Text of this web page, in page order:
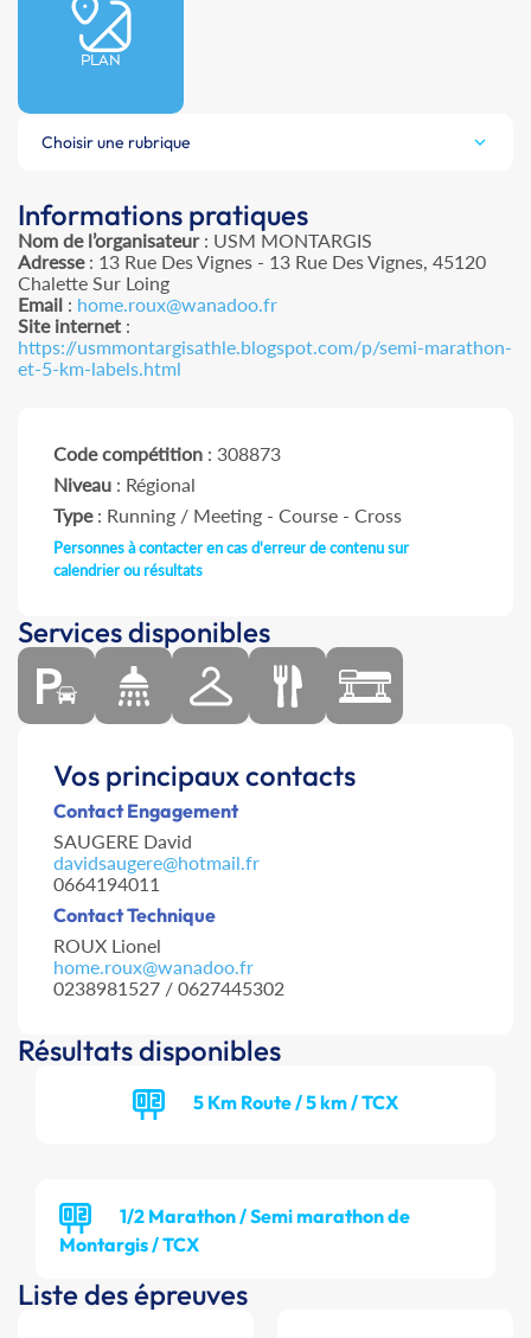
PLAN
Choisir une rubrique
Informations pratiques
Nom de l’organisateur: USM MONTARGIS
Adresse: 13 Rue Des Vignes - 13 Rue Des Vignes, 45120
Chalette Sur Loing
Email : home.roux@wanadoo.fr
Site internet :
https://usmmontargisathle.blogspot.com/p/semi-marathon-
et-5-km-labels.html
Code compétition : 308873
Niveau : Régional
Type: Running / Meeting - Course - Cross
Personnes à contacter en cas d'erreur de contenu sur
calendrier ou résultats
Services disponibles
Vos principaux contacts
Contact Engagement
SAUGERE David
davidsaugere@hotmail.fr
0664194011
Contact Technique
ROUX Lionel
home.roux@wanadoo.fr
0238981527 / 0627445302
Résultats disponibles
5 Km Route / 5 km / TCX
1/2 Marathon / Semi marathon de
Montargis / TCX
Liste des épreuves